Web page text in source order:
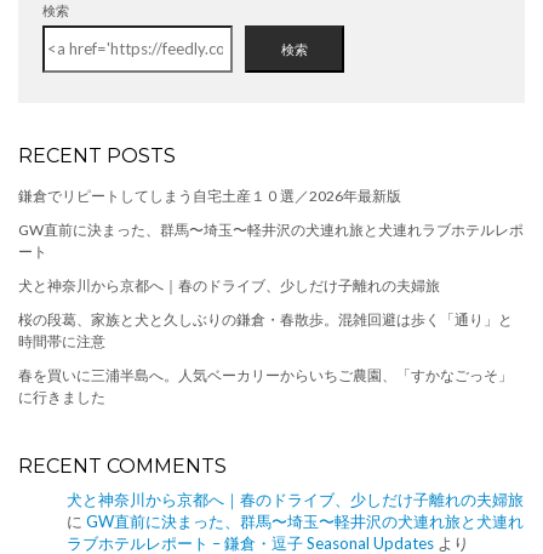
検索
検索
RECENT POSTS
鎌倉でリピートしてしまう自宅土産１０選／2026年最新版
GW直前に決まった、群馬〜埼玉〜軽井沢の犬連れ旅と犬連れラブホテルレポ
ート
犬と神奈川から京都へ｜春のドライブ、少しだけ子離れの夫婦旅
桜の段葛、家族と犬と久しぶりの鎌倉・春散歩。混雑回避は歩く「通り」と
時間帯に注意
春を買いに三浦半島へ。人気ベーカリーからいちご農園、「すかなごっそ」
に行きました
RECENT COMMENTS
犬と神奈川から京都へ｜春のドライブ、少しだけ子離れの夫婦旅
に GW直前に決まった、群馬〜埼玉〜軽井沢の犬連れ旅と犬連れ
ラブホテルレポート – 鎌倉・逗子 Seasonal Updates より